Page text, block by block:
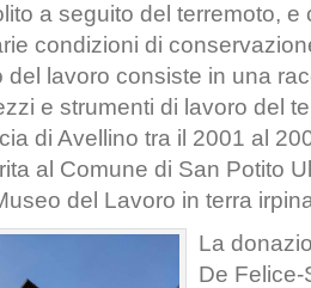
a seguito del terremoto, e
condizioni di
del lavoro consiste in una
e strumenti di lavoro del
di Avellino tra il 2001 al
al Comune di San Potito
del Lavoro in terra
La
De Felice-